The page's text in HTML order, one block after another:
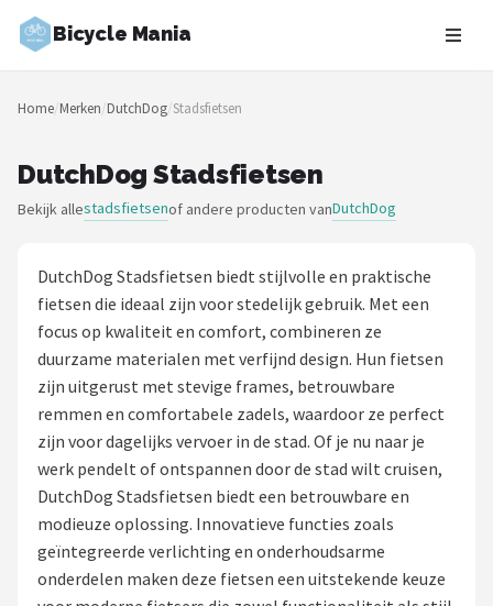
Bicycle Mania
Zoeken
NAVIGATIE
Merken
Kinderfietsen
Stadsfietsen
Elektrische fietsen
Mountainbikes
Shop
Home/Merken/DutchDog/Stadsfietsen
DutchDog Stadsfietsen
Bekijk allestadsfietsenof andere producten vanDutchDog
DutchDog Stadsfietsen biedt stijlvolle en praktische
fietsen die ideaal zijn voor stedelijk gebruik. Met een
focus op kwaliteit en comfort, combineren ze
duurzame materialen met verfijnd design. Hun fietsen
zijn uitgerust met stevige frames, betrouwbare
remmen en comfortabele zadels, waardoor ze perfect
zijn voor dagelijks vervoer in de stad. Of je nu naar je
werk pendelt of ontspannen door de stad wilt cruisen,
DutchDog Stadsfietsen biedt een betrouwbare en
modieuze oplossing. Innovatieve functies zoals
geïntegreerde verlichting en onderhoudsarme
onderdelen maken deze fietsen een uitstekende keuze